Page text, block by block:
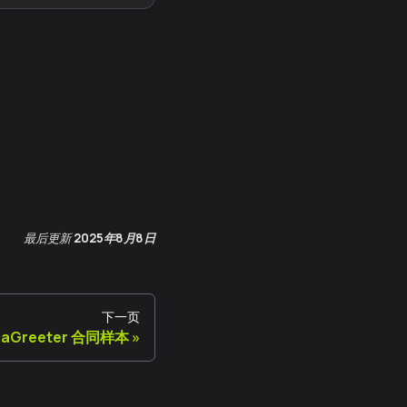
最后更新 2025年8月8日
下一页
合同样本